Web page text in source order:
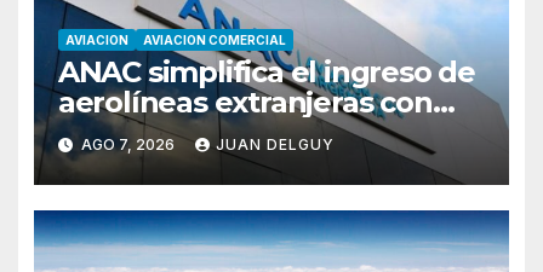
AVIACION AVIACION COMERCIAL
ANAC simplifica el ingreso de
aerolíneas extranjeras con
cambios en la RAAC 129
AGO 7, 2026 JUAN DELGUY